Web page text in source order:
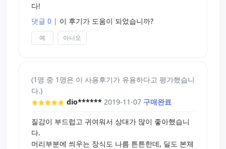
다!
댓글 0 | 이 후기가 도움이 되었습니까?
예 아니오
(1명 중 1명은 이 사용후기가 유용하다고 평가했습니
다.)
dio****** 2019-11-07 구매완료
질감이 부드럽고 귀여워서 상대가 많이 좋아했습니
다.
머리부분에 씌우는 장식도 나름 튼튼한데, 딜도 본체